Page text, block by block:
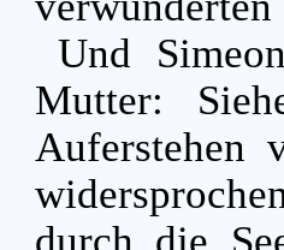
Und
Mutter:
Auferstehen
durch die